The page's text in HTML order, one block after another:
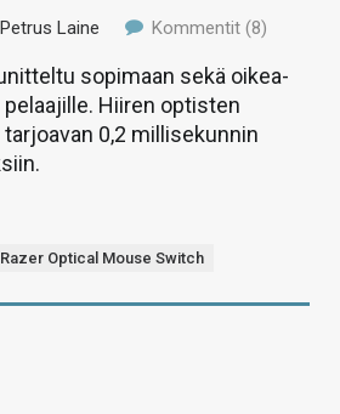
Petrus Laine Kommentit (8)
sopimaan sekä oikea-
Hiiren optisten
0,2 millisekunnin
Razer Optical Mouse Switch